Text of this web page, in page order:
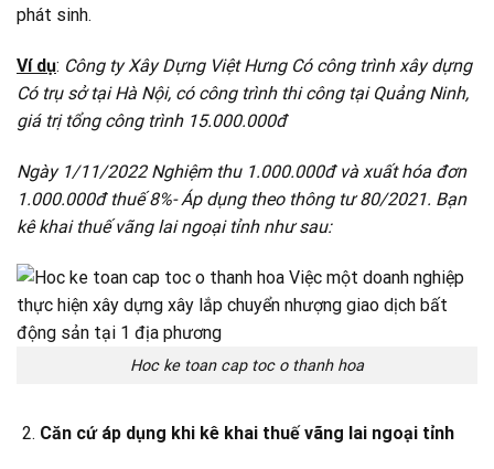
phát sinh.
Ví dụ: Công ty Xây Dựng Việt Hưng Có công trình xây dựng
Có trụ sở tại Hà Nội, có công trình thi công tại Quảng Ninh,
giá trị tổng công trình 15.000.000đ
Ngày 1/11/2022 Nghiệm thu 1.000.000đ và xuất hóa đơn
1.000.000đ thuế 8%- Áp dụng theo thông tư 80/2021. Bạn
kê khai thuế vãng lai ngoại tỉnh như sau:
Hoc ke toan cap toc o thanh hoa
Căn cứ áp dụng khi kê khai thuế vãng lai ngoại tỉnh